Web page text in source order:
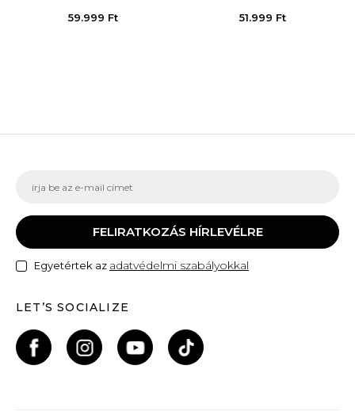
59.999 Ft 51.999 Ft
FELIRATKOZÁS HÍRLEVÉLRE
Egyetértek az adatvédelmi szabályokkal
LET’S SOCIALIZE